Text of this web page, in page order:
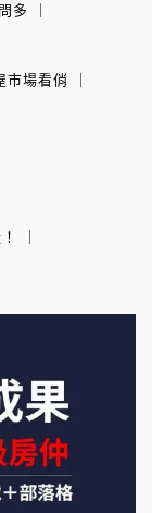
多 ｜
場看俏 ｜
｜